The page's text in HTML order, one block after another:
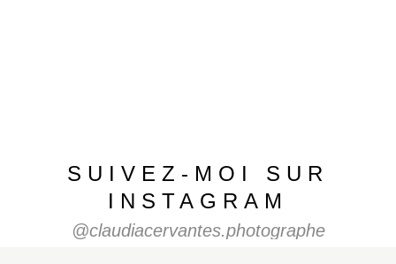
SUIVEZ-MOI SUR
INSTAGRAM
@claudiacervantes.photographe